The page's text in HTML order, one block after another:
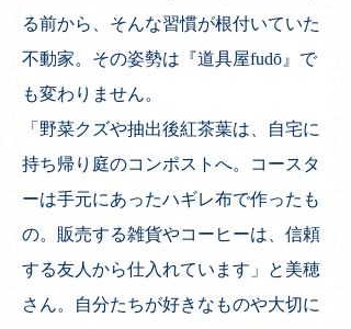
る前から、そんな習慣が根付いていた
不動家。その姿勢は『道具屋fudō』で
も変わりません。
「野菜クズや抽出後紅茶葉は、自宅に
持ち帰り庭のコンポストへ。コースタ
ーは手元にあったハギレ布で作ったも
の。販売する雑貨やコーヒーは、信頼
する友人から仕入れています」と美穂
さん。自分たちが好きなものや大切に